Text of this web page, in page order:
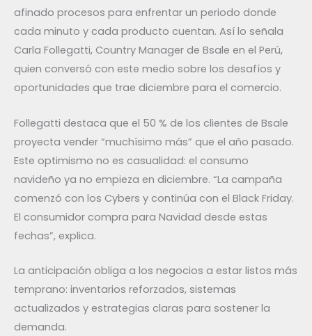
afinado procesos para enfrentar un periodo donde
cada minuto y cada producto cuentan. Así lo señala
Carla Follegatti, Country Manager de Bsale en el Perú,
quien conversó con este medio sobre los desafíos y
oportunidades que trae diciembre para el comercio.
Follegatti destaca que el 50 % de los clientes de Bsale
proyecta vender “muchísimo más” que el año pasado.
Este optimismo no es casualidad: el consumo
navideño ya no empieza en diciembre. “La campaña
comenzó con los Cybers y continúa con el Black Friday.
El consumidor compra para Navidad desde estas
fechas”, explica.
La anticipación obliga a los negocios a estar listos más
temprano: inventarios reforzados, sistemas
actualizados y estrategias claras para sostener la
demanda.